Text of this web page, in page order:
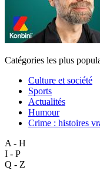
Catégories les plus
Culture et société
Sports
Actualités
Humour
Crime : histoires
A - H
I - P
Q - Z